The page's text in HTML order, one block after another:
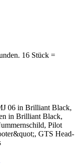
16 Stück =
06 in Brilliant Black,
in Brilliant Black,
Pilot
GTS Head-